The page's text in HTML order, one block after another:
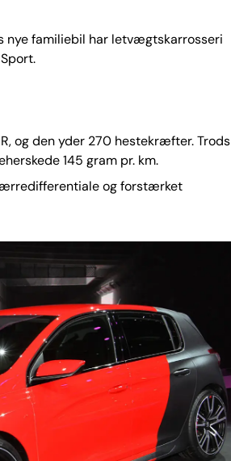
nye familiebil har letvægtskarrosseri
og den yder 270 hestekræfter. Trods
145 gram pr. km.
og forstærket